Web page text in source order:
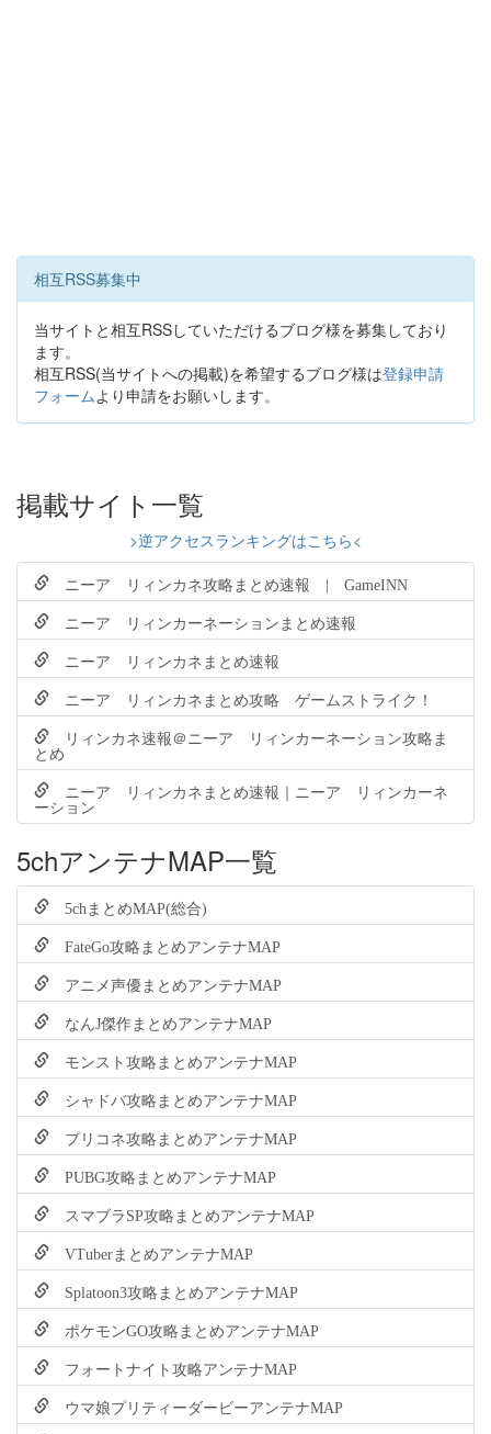
相互RSS募集中
当サイトと相互RSSしていただけるブログ様を募集しており
ます。
相互RSS(当サイトへの掲載)を希望するブログ様は登録申請
フォームより申請をお願いします。
掲載サイト一覧
>逆アクセスランキングはこちら<
ニーア リィンカネ攻略まとめ速報 | GameINN
ニーア リィンカーネーションまとめ速報
ニーア リィンカネまとめ速報
ニーア リィンカネまとめ攻略 ゲームストライク！
リィンカネ速報＠ニーア リィンカーネーション攻略ま
とめ
ニーア リィンカネまとめ速報｜ニーア リィンカーネ
ーション
5chアンテナMAP一覧
5chまとめMAP(総合)
FateGo攻略まとめアンテナMAP
アニメ声優まとめアンテナMAP
なんJ傑作まとめアンテナMAP
モンスト攻略まとめアンテナMAP
シャドバ攻略まとめアンテナMAP
プリコネ攻略まとめアンテナMAP
PUBG攻略まとめアンテナMAP
スマブラSP攻略まとめアンテナMAP
VTuberまとめアンテナMAP
Splatoon3攻略まとめアンテナMAP
ポケモンGO攻略まとめアンテナMAP
フォートナイト攻略アンテナMAP
ウマ娘プリティーダービーアンテナMAP